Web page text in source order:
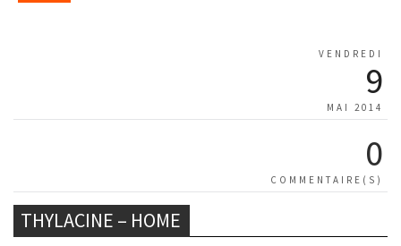
VENDREDI
9
MAI 2014
0
COMMENTAIRE(S)
THYLACINE – HOME